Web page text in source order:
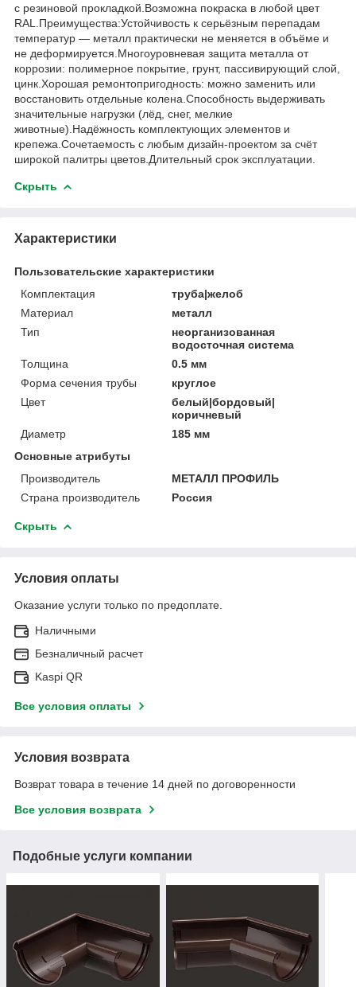
с резиновой прокладкой.Возможна покраска в любой цвет
RAL.Преимущества:Устойчивость к серьёзным перепадам
температур — металл практически не меняется в объёме и
не деформируется.Многоуровневая защита металла от
коррозии: полимерное покрытие, грунт, пассивирующий слой,
цинк.Хорошая ремонтопригодность: можно заменить или
восстановить отдельные колена.Способность выдерживать
значительные нагрузки (лёд, снег, мелкие
животные).Надёжность комплектующих элементов и
крепежа.Сочетаемость с любым дизайн-проектом за счёт
широкой палитры цветов.Длительный срок эксплуатации.
Скрыть
Характеристики
Пользовательские характеристики
Комплектация
труба|желоб
Материал
металл
Тип
неорганизованная
водосточная система
Толщина
0.5 мм
Форма сечения трубы
круглое
Цвет
белый|бордовый|
коричневый
Диаметр
185 мм
Основные атрибуты
Производитель
МЕТАЛЛ ПРОФИЛЬ
Страна производитель
Россия
Скрыть
Условия оплаты
Оказание услуги только по предоплате.
Наличными
Безналичный расчет
Kaspi QR
Все условия оплаты
Условия возврата
Возврат товара в течение 14 дней по договоренности
Все условия возврата
Подобные услуги компании